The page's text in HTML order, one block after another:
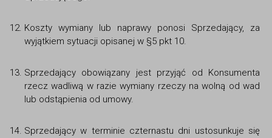
Koszty wymiany lub naprawy ponosi Sprzedający, za
wyjątkiem sytuacji opisanej w §5 pkt 10.
Sprzedający obowiązany jest przyjąć od Konsumenta
rzecz wadliwą w razie wymiany rzeczy na wolną od wad
lub odstąpienia od umowy.
Sprzedający w terminie czternastu dni ustosunkuje się